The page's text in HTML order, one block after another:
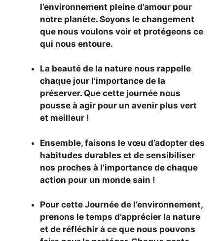
l’environnement pleine d’amour pour
notre planète. Soyons le changement
que nous voulons voir et protégeons ce
qui nous entoure.
La beauté de la nature nous rappelle
chaque jour l’importance de la
préserver. Que cette journée nous
pousse à agir pour un avenir plus vert
et meilleur !
Ensemble, faisons le vœu d’adopter des
habitudes durables et de sensibiliser
nos proches à l’importance de chaque
action pour un monde sain !
Pour cette Journée de l’environnement,
prenons le temps d’apprécier la nature
et de réfléchir à ce que nous pouvons